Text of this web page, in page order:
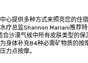
心提供多种方式来照亮您的住
疗总监Shannon Mariani推荐
沙漠气候中所有皮肤类型的保
身体补充84种必需矿物质的按
力点按摩。